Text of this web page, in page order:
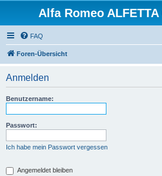
Alfa Romeo
FAQ
Foren-Übersicht
Anmelden
Benutzername:
Passwort:
Ich habe mein Passwort vergessen
Angemeldet bleiben